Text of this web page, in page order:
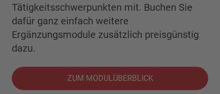
Tätigkeitsschwerpunkten mit. Buchen Sie
dafür ganz einfach weitere
Ergänzungsmodule zusätzlich preisgünstig
dazu.
ZUM MODULÜBERBLICK